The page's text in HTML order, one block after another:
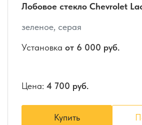
Лобовое стекло Chevrolet
зеленое, серая
Установка от 6 000 руб.
Цена: 4 700 руб.
Купить